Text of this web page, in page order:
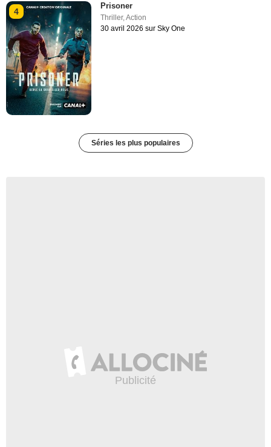
4
Prisoner
Thriller,Action
30 avril 2026 sur Sky One
Séries les plus populaires